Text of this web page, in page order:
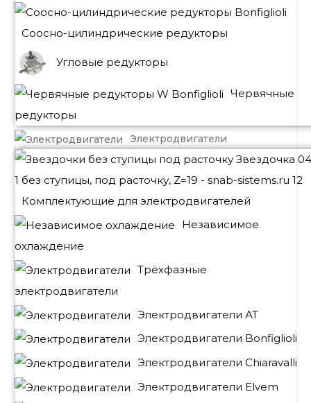
Соосно-цилиндрические редукторы
Угловые редукторы
Червячные
редукторы
Электродвигатели
Комплектующие для электродвигателей
Независимое
охлаждение
Трёхфазные
электродвигатели
Электродвигатели АТ
Электродвигатели Bonfiglioli
Электродвигатели Chiaravalli
Электродвигатели Elvem